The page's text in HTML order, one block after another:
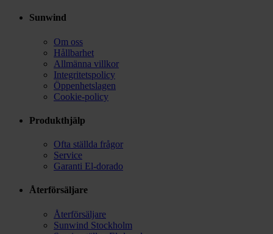
Sunwind
Om oss
Hållbarhet
Allmänna villkor
Integritetspolicy
Öppenhetslagen
Cookie-policy
Produkthjälp
Ofta ställda frågor
Service
Garanti El-dorado
Återförsäljare
Återförsäljare
Sunwind Stockholm